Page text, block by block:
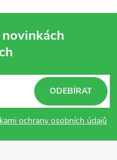
ochrany osobních údajů
ODEBÍRAT